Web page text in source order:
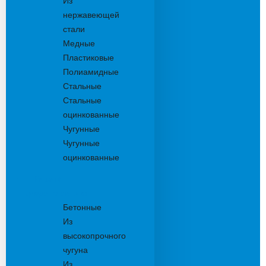
нержавеющей
стали
Медные
Пластиковые
Полиамидные
Стальные
Стальные
оцинкованные
Чугунные
Чугунные
оцинкованные
Бетонные
Из
высокопрочного
чугуна